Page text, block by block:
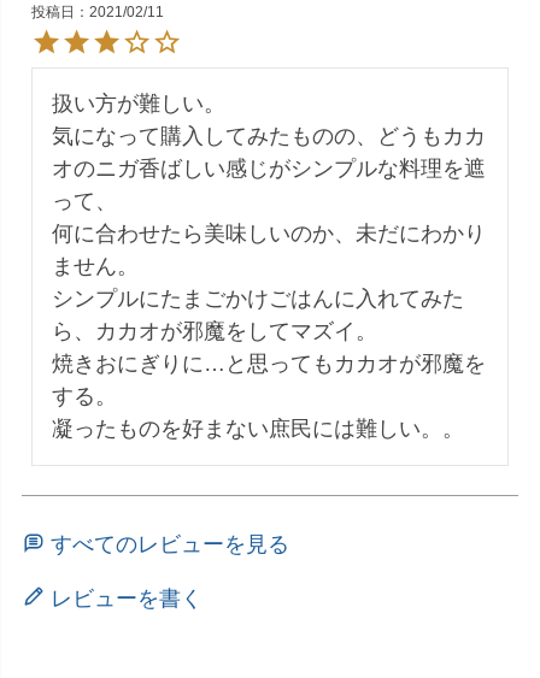
投稿日
2021/02/11
扱い方が難しい。
気になって購入してみたものの、どうもカカ
オのニガ香ばしい感じがシンプルな料理を遮
って、
何に合わせたら美味しいのか、未だにわかり
ません。
シンプルにたまごかけごはんに入れてみた
ら、カカオが邪魔をしてマズイ。
焼きおにぎりに…と思ってもカカオが邪魔を
する。
すべてのレビューを見る
レビューを書く